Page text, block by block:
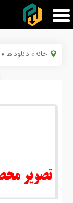
خانه » دانلود ها »